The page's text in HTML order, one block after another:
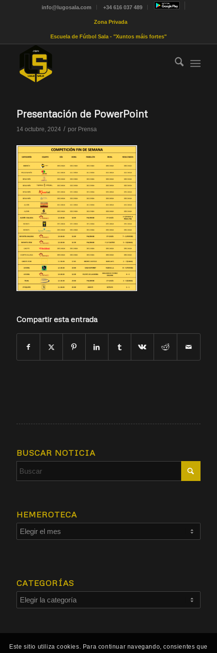
info@lugosala.com +34 616 037 489
Zona Privada
Escuela de Fútbol Sala - "Xuntos máis fortes"
Presentación de PowerPoint
14 octubre, 2024 / por Prensa
Compartir esta entrada
BUSCAR NOTICIA
HEMEROTECA
CATEGORÍAS
Este sitio utiliza cookies. Para continuar navegando, consientes que